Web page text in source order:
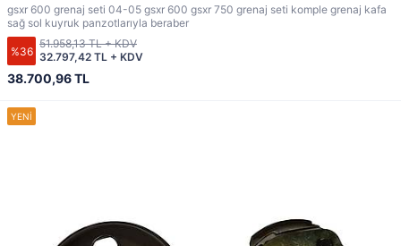
gsxr 600 grenaj seti 04-05 gsxr 600 gsxr 750 grenaj seti komple grenaj kafa
sağ sol kuyruk panzotlarıyla beraber
%36
38.700,96 TL
32.797,42 TL + KDV
51.958,13 TL + KDV